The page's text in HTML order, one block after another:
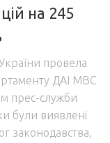
на 245
провела
ДАІ МВС
прес-служби
були виявлені
законодавства,